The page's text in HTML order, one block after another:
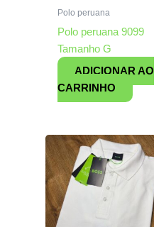
Polo peruana
Polo peruana 9099
Tamanho G
ADICIONAR AO
CARRINHO